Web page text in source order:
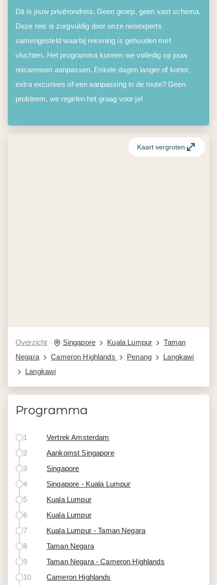
Dit is jouw privérondreis. Geen groep, geen vast schema.
Deze reis is zorgvuldig door onze reisexperts
samengesteld waarbij rekening is gehouden met
vluchten. Het programma kunnen we volledig op jouw
reiswensen aanpassen. Enkele dagen langer of korter,
extra excursies of een aanpassing in de route? Geen
probleem, we regelen het graag voor je!
Overzicht Singapore Kuala Lumpur
Taman
Negara
Cameron Highlands Penang
Langkawi
Langkawi
Kaart vergroten
Programma
1
Vertrek Amsterdam
2
Aankomst Singapore
3
Singapore
4
Singapore - Kuala Lumpur
5
Kuala Lumpur
6
Kuala Lumpur
7
Kuala Lumpur - Taman Negara
8
Taman Negara
9
Taman Negara - Cameron Highlands
10
Cameron Highlands